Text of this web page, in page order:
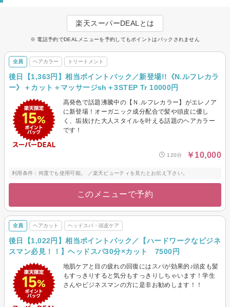
楽天スーパーDEALとは
※ 電話予約でDEALメニューを予約してもポイントはバックされません
全員 ヘアカラー トリートメント
後日【1,363円】相当ポイントバック／新登場!!《N.ルフレカラ
ー》＋カット＋マッサージsh＋3STEP Tr 10000円
高発色で話題沸騰中の【Ｎ.ルフレカラー】がエレノア
に新登場！オーガニック成分配合で髪や頭皮に優し
く、垢抜けた大人スタイルを叶える話題のヘアカラー
です！
120分 ￥10,000
利用条件：何度でも使用可能。 ／楽天ビューティを見たとお伝え下さい。
このメニューで予約
全員 ヘアカット ヘッドスパ・頭皮ケア
後日【1,022円】相当ポイントバック／【ハードワークなビジネ
スマン必見！！】ヘッドスパ30分×カット 7500円
地肌ケアと目の疲れの回復にはスパが効果的♪頭皮も髪
もすっきりすると気分もすっきりしちゃいます！学生
さんやビジネスマンの方に是非お勧めします！！